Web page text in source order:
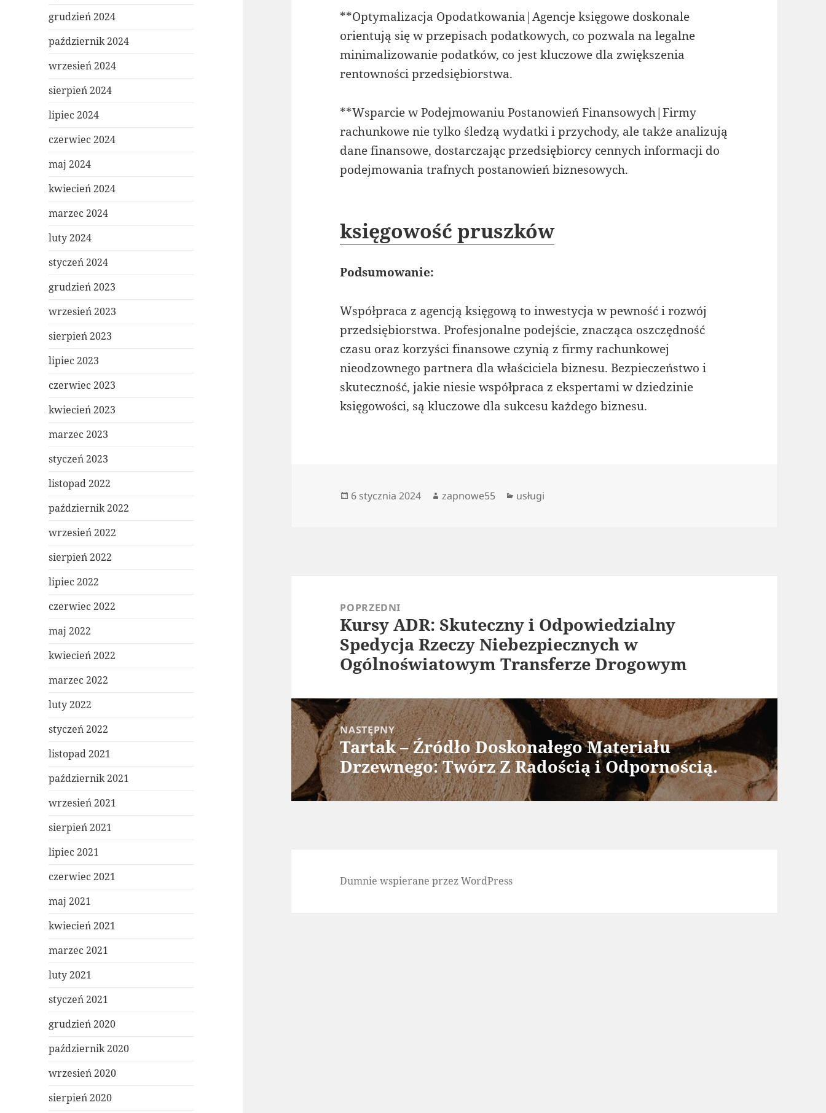
grudzień 2024
październik 2024
wrzesień 2024
sierpień 2024
lipiec 2024
czerwiec 2024
maj 2024
kwiecień 2024
marzec 2024
luty 2024
styczeń 2024
grudzień 2023
wrzesień 2023
sierpień 2023
lipiec 2023
czerwiec 2023
kwiecień 2023
marzec 2023
styczeń 2023
listopad 2022
październik 2022
wrzesień 2022
sierpień 2022
lipiec 2022
czerwiec 2022
maj 2022
kwiecień 2022
marzec 2022
luty 2022
styczeń 2022
listopad 2021
październik 2021
wrzesień 2021
sierpień 2021
lipiec 2021
czerwiec 2021
maj 2021
kwiecień 2021
marzec 2021
luty 2021
styczeń 2021
grudzień 2020
październik 2020
wrzesień 2020
sierpień 2020
**Optymalizacja Opodatkowania|Agencje księgowe doskonale
orientują się w przepisach podatkowych, co pozwala na legalne
minimalizowanie podatków, co jest kluczowe dla zwiększenia
rentowności przedsiębiorstwa.
**Wsparcie w Podejmowaniu Postanowień Finansowych|Firmy
rachunkowe nie tylko śledzą wydatki i przychody, ale także analizują
dane finansowe, dostarczając przedsiębiorcy cennych informacji do
podejmowania trafnych postanowień biznesowych.
księgowość pruszków
Podsumowanie:
Współpraca z agencją księgową to inwestycja w pewność i rozwój
przedsiębiorstwa. Profesjonalne podejście, znacząca oszczędność
czasu oraz korzyści finansowe czynią z firmy rachunkowej
nieodzownego partnera dla właściciela biznesu. Bezpieczeństwo i
skuteczność, jakie niesie współpraca z ekspertami w dziedzinie
księgowości, są kluczowe dla sukcesu każdego biznesu.
Data
6 stycznia 2024 Autor
zapnowe55 Kategorie
usługi
POPRZEDNI
Poprzedni
wpis:
Kursy ADR: Skuteczny i Odpowiedzialny
Spedycja Rzeczy Niebezpiecznych w
Ogólnoświatowym Transferze Drogowym
NASTĘPNY
Następny
wpis:
Tartak – Źródło Doskonałego Materiału
Drzewnego: Twórz Z Radością i Odpornością.
Dumnie wspierane przez WordPress